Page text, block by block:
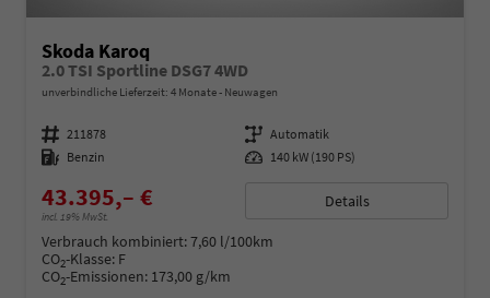
Skoda Karoq
2.0 TSI Sportline DSG7 4WD
unverbindliche Lieferzeit: 4 Monate Neuwagen
Fahrzeugnummer 211878 Getriebe Automatik
Kraftstoff Benzin Leistung 140 kW (190 PS)
43.395,– €
incl. 19% MwSt.
Details
Verbrauch kombiniert:7,60 l/100km
CO2-Klasse: F
CO2-Emissionen: 173,00 g/km